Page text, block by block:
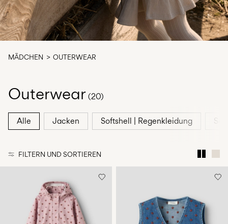
du
Fragen?
Über
Deutsch
MÄDCHEN OUTERWEAR
Outerwear (20)
Alle Jacken Softshell | Regenkleidung
FILTERN UND SORTIEREN